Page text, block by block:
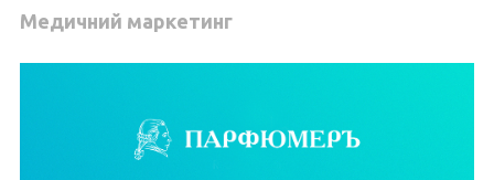
Медичний маркетинг